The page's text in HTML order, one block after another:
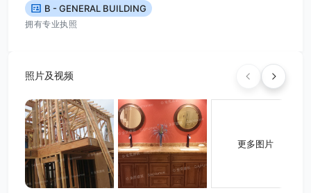
B - GENERAL BUILDING
拥有专业执照
照片及视频
更多图片